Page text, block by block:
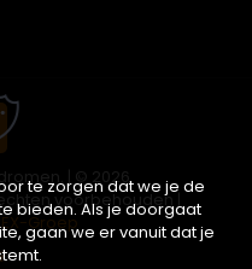
| © 2026
voorbehouden |
Groep
te zorgen dat we je de
bieden. Als je doorgaat
gaan we er vanuit dat je